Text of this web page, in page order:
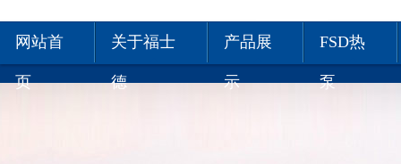
网站首
页
关于福士
德
产品展
示
FSD热
泵